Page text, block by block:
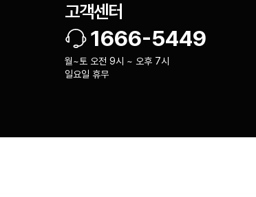
고객센터
1666-5449
월~토 오전 9시 ~ 오후 7시
일요일 휴무